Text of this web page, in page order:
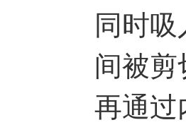
同时
间被
再通过